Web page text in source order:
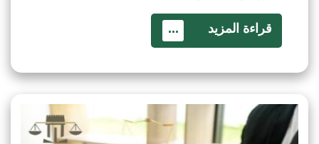
قراءة المزيد ...